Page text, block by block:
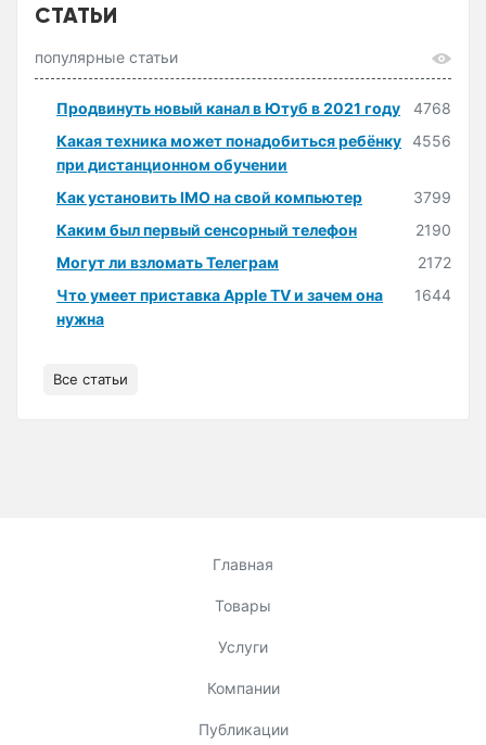
СТАТЬИ
популярные статьи
Продвинуть новый канал в Ютуб в 2021 году
4768
Какая техника может понадобиться ребёнку
при дистанционном обучении
4556
Как установить IMO на свой компьютер
3799
Каким был первый сенсорный телефон
2190
Могут ли взломать Телеграм
2172
Что умеет приставка Apple TV и зачем она
нужна
1644
Все статьи
Главная
Товары
Услуги
Компании
Публикации